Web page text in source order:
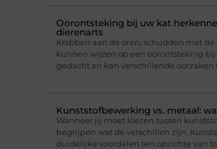
Oorontsteking bij uw kat
dierenarts
Krabben aan de oren, schudden met
kunnen wijzen op een oorontsteking
gedacht en kan verschillende oorzaken
Kunststofbewerking vs. metaal:
Wanneer jij moet kiezen tussen
begrijpen wat de verschillen zijn.
duidelijke voordelen ten opzichte van